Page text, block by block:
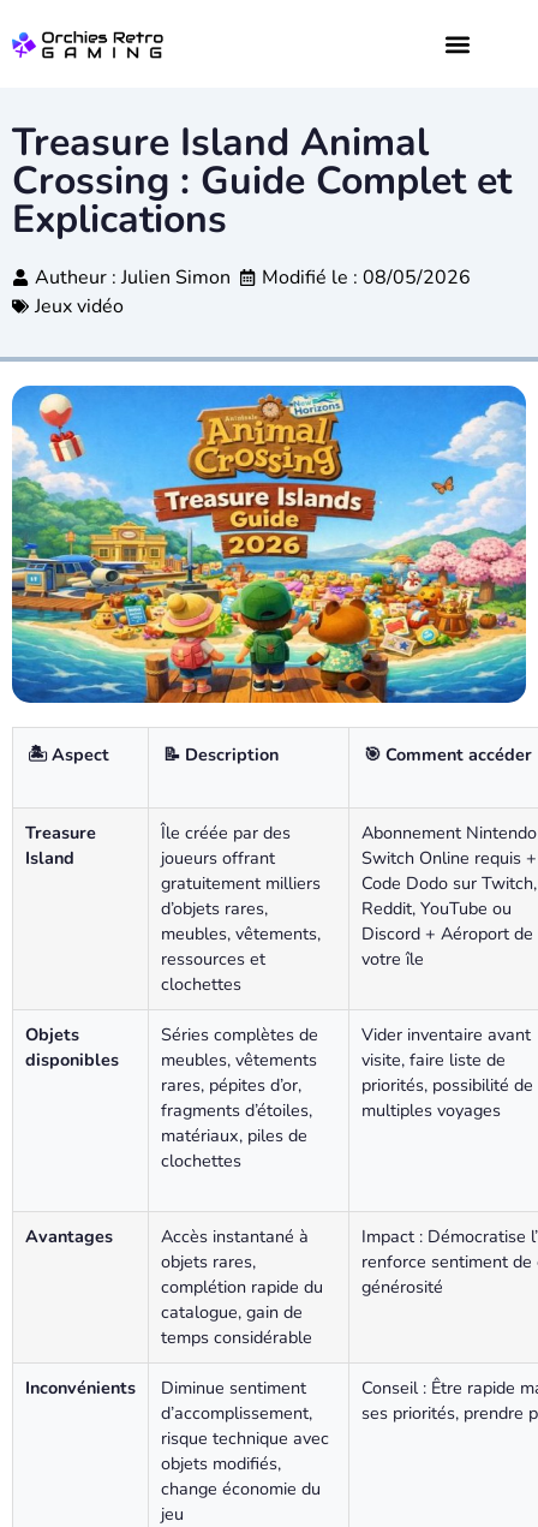
Treasure Island Animal
Crossing : Guide Complet et
Explications
Autheur :Julien Simon
Modifié le : 08/05/2026
Jeux vidéo
🏝️ Aspect 📝 Description 🎯 Comment accéder
Treasure
Island
Île créée par des
joueurs offrant
gratuitement milliers
d’objets rares,
meubles, vêtements,
ressources et
clochettes
Abonnement Nintendo
Switch Online requis +
Code Dodo sur Twitch,
Reddit, YouTube ou
Discord + Aéroport de
votre île
Objets
disponibles
Séries complètes de
meubles, vêtements
rares, pépites d’or,
fragments d’étoiles,
matériaux, piles de
clochettes
Vider inventaire avant
visite, faire liste de
priorités, possibilité de
multiples voyages
Avantages
Accès instantané à
objets rares,
complétion rapide du
catalogue, gain de
temps considérable
Impact : Démocratise
renforce sentiment
générosité
Inconvénients
Diminue sentiment
d’accomplissement,
risque technique avec
objets modifiés,
change économie du
jeu
Conseil : Être rapide
ses priorités, prendre